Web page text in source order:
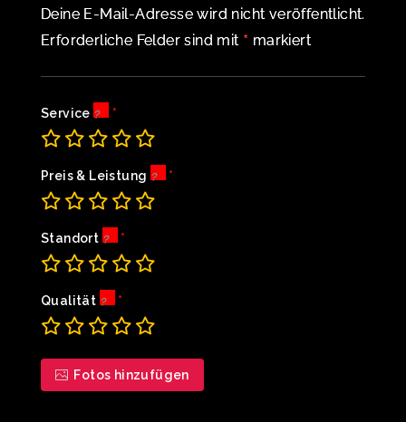
Deine E-Mail-Adresse wird nicht veröffentlicht.
Erforderliche Felder sind mit * markiert
Service
Preis & Leistung
Standort
Qualität
Fotos hinzufügen